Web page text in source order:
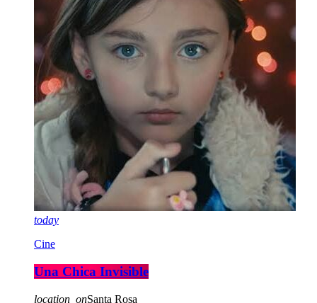
today
Cine
Una Chica Invisible
location_onSanta Rosa